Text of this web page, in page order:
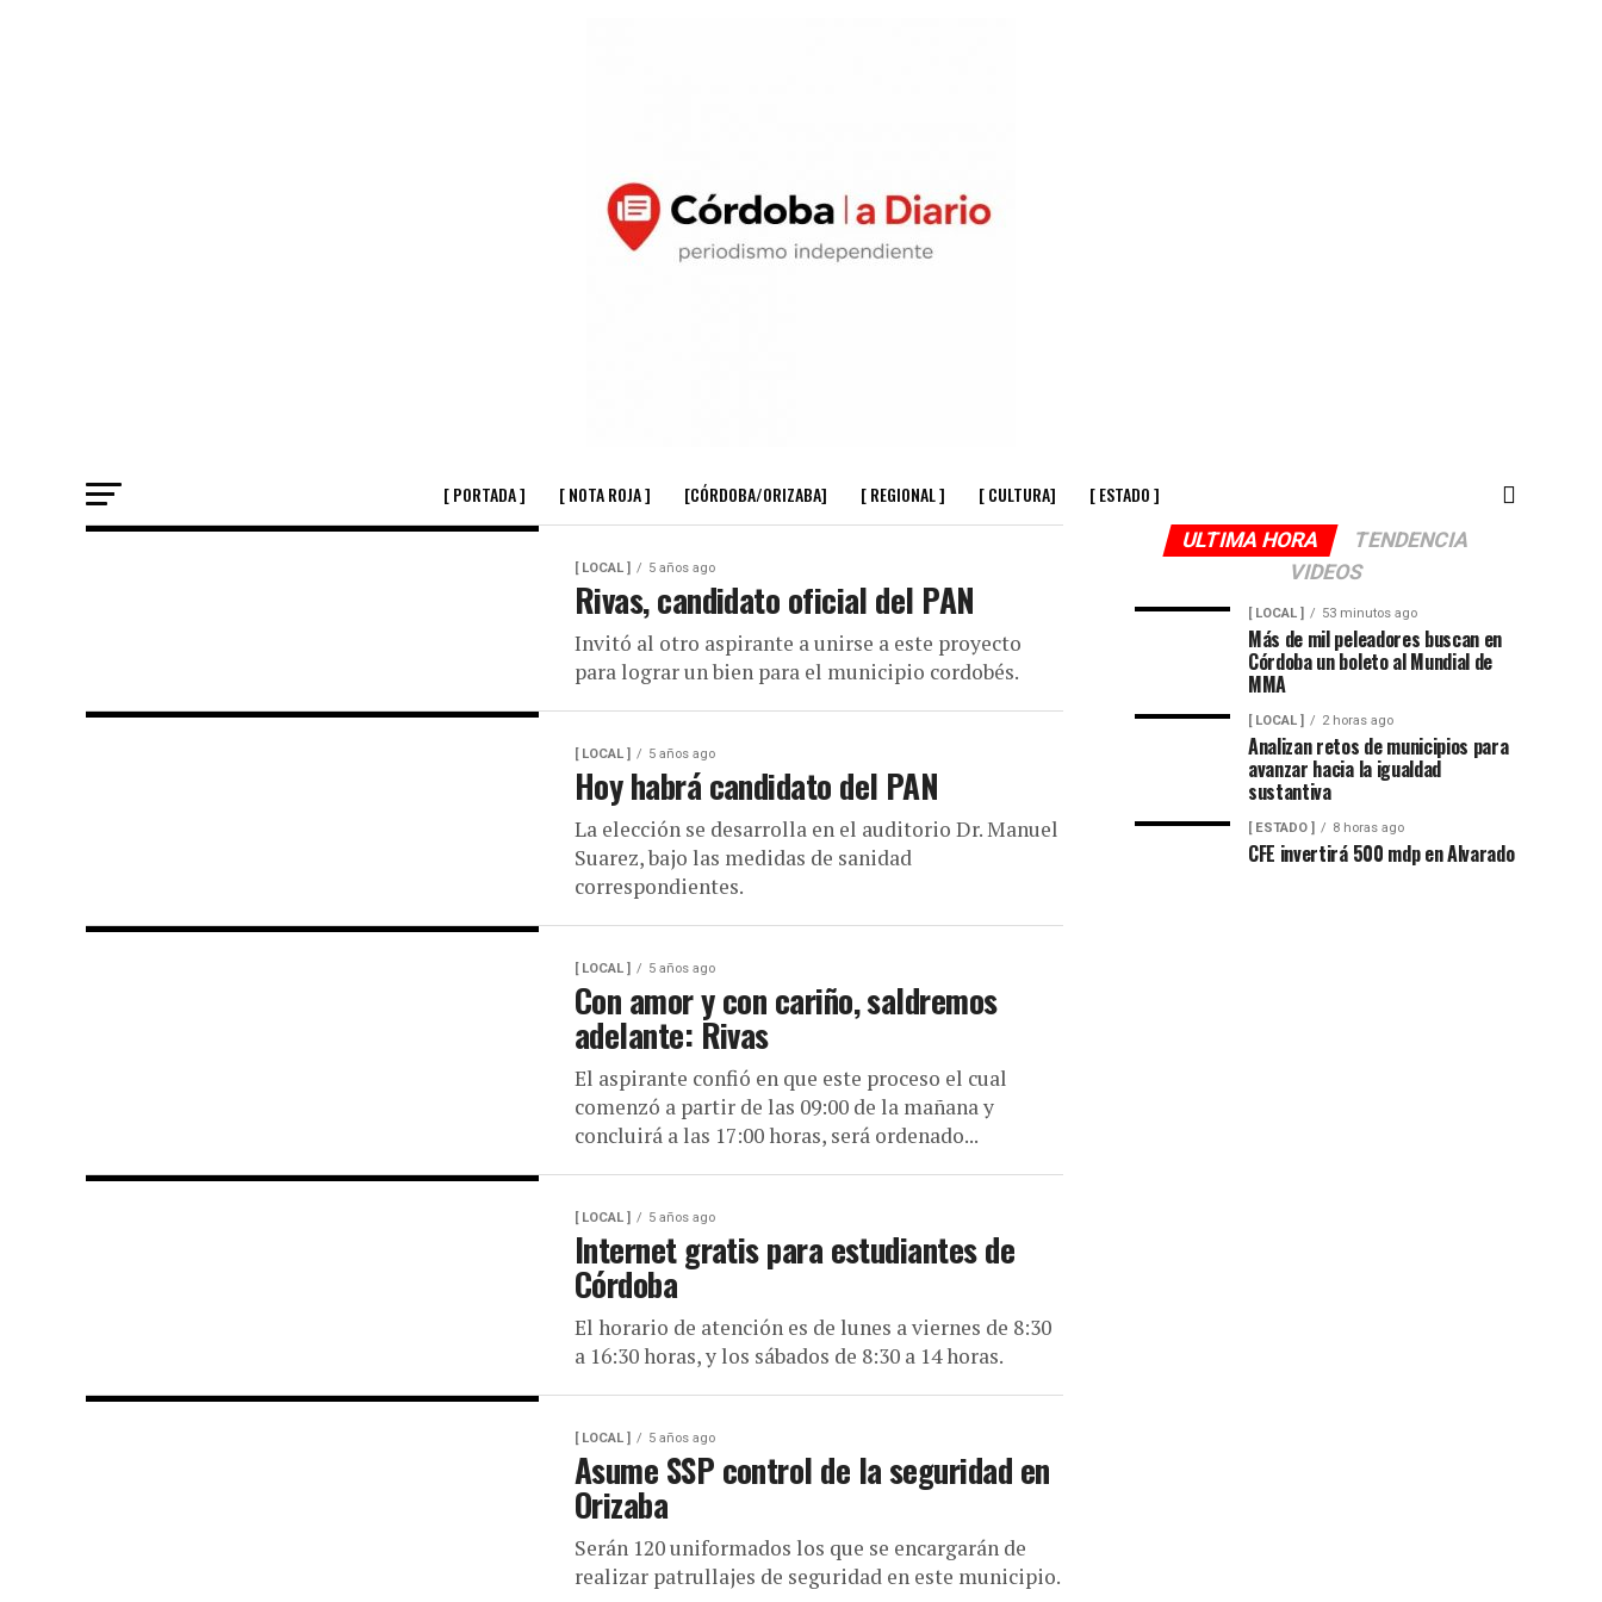
[ PORTADA ] [ NOTA ROJA ] [CÓRDOBA/ORIZABA] [ REGIONAL ] [ CULTURA] [ ESTADO ]
[ LOCAL ] 5 años ago
Rivas, candidato oficial del PAN
Invitó al otro aspirante a unirse a este proyecto
para lograr un bien para el municipio cordobés.
[ LOCAL ] 5 años ago
Hoy habrá candidato del PAN
La elección se desarrolla en el auditorio Dr. Manuel
Suarez, bajo las medidas de sanidad
correspondientes.
[ LOCAL ] 5 años ago
Con amor y con cariño, saldremos
adelante: Rivas
El aspirante confió en que este proceso el cual
comenzó a partir de las 09:00 de la mañana y
concluirá a las 17:00 horas, será ordenado...
[ LOCAL ] 5 años ago
Internet gratis para estudiantes de
Córdoba
El horario de atención es de lunes a viernes de 8:30
a 16:30 horas, y los sábados de 8:30 a 14 horas.
[ LOCAL ] 5 años ago
Asume SSP control de la seguridad en
Orizaba
Serán 120 uniformados los que se encargarán de
realizar patrullajes de seguridad en este municipio.
ULTIMA HORA
TENDENCIA
VIDEOS
[ LOCAL ] 53 minutos ago
Más de mil peleadores buscan en
Córdoba un boleto al Mundial de
MMA
[ LOCAL ] 2 horas ago
Analizan retos de municipios para
avanzar hacia la igualdad
sustantiva
[ ESTADO ] 8 horas ago
CFE invertirá 500 mdp en Alvarado